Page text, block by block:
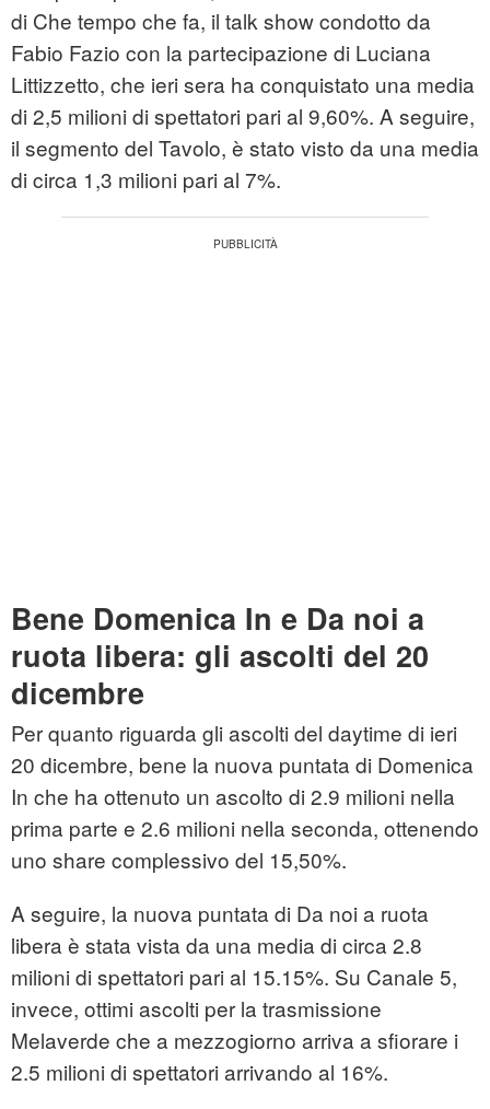
di Che tempo che fa, il talk show condotto da
Fabio Fazio con la partecipazione di Luciana
Littizzetto, che ieri sera ha conquistato una media
di 2,5 milioni di spettatori pari al 9,60%. A seguire,
il segmento del Tavolo, è stato visto da una media
di circa 1,3 milioni pari al 7%.
Bene Domenica In e Da noi a
ruota libera: gli ascolti del 20
dicembre
Per quanto riguarda gli ascolti del daytime di ieri
20 dicembre, bene la nuova puntata di Domenica
In che ha ottenuto un ascolto di 2.9 milioni nella
prima parte e 2.6 milioni nella seconda, ottenendo
uno share complessivo del 15,50%.
A seguire, la nuova puntata di Da noi a ruota
libera è stata vista da una media di circa 2.8
milioni di spettatori pari al 15.15%. Su Canale 5,
invece, ottimi ascolti per la trasmissione
Melaverde che a mezzogiorno arriva a sfiorare i
2.5 milioni di spettatori arrivando al 16%.